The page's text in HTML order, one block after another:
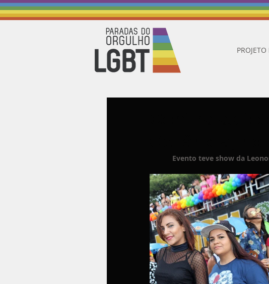
Evento teve show da